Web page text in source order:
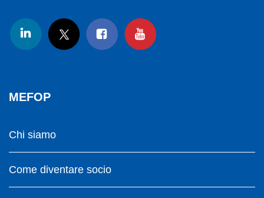
MEFOP
Chi siamo
Come diventare socio